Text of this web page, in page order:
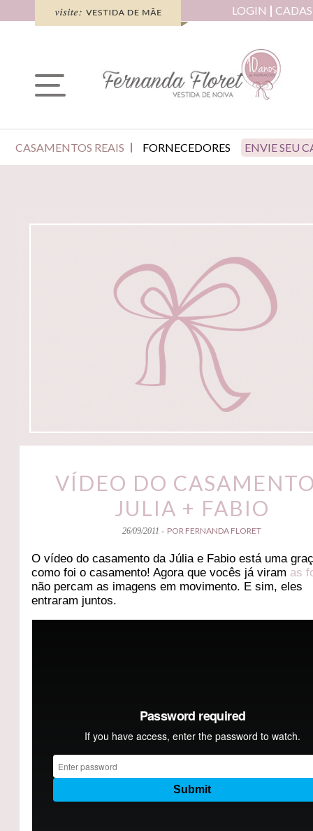
LOGIN
CASAMENTOS REAIS FORNECEDORES ENVIE SEU
VÍDEO DO
JULIA + FABIO
26/09/2011 - POR FERNANDA FLORET
O vídeo do casamento da Júlia e Fabio está uma
como foi o casamento! Agora que vocês já viram as
não percam as imagens em movimento. E sim, eles
entraram juntos.